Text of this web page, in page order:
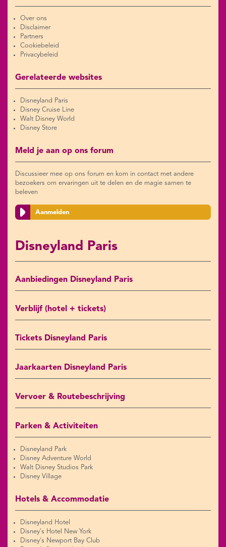
Over ons
Disclaimer
Partners
Cookiebeleid
Privacybeleid
Gerelateerde websites
Disneyland Paris
Disney Cruise Line
Walt Disney World
Disney Store
Meld je aan op ons forum
Discussieer mee op ons forum en kom in contact met andere
bezoekers om ervaringen uit te delen en de magie samen te
beleven
Aanmelden
Disneyland Paris
Aanbiedingen Disneyland Paris
Verblijf (hotel + tickets)
Tickets Disneyland Paris
Jaarkaarten Disneyland Paris
Vervoer & Routebeschrijving
Parken & Activiteiten
Disneyland Park
Disney Adventure World
Walt Disney Studios Park
Disney Village
Hotels & Accommodatie
Disneyland Hotel
Disney's Hotel New York
Disney's Newport Bay Club